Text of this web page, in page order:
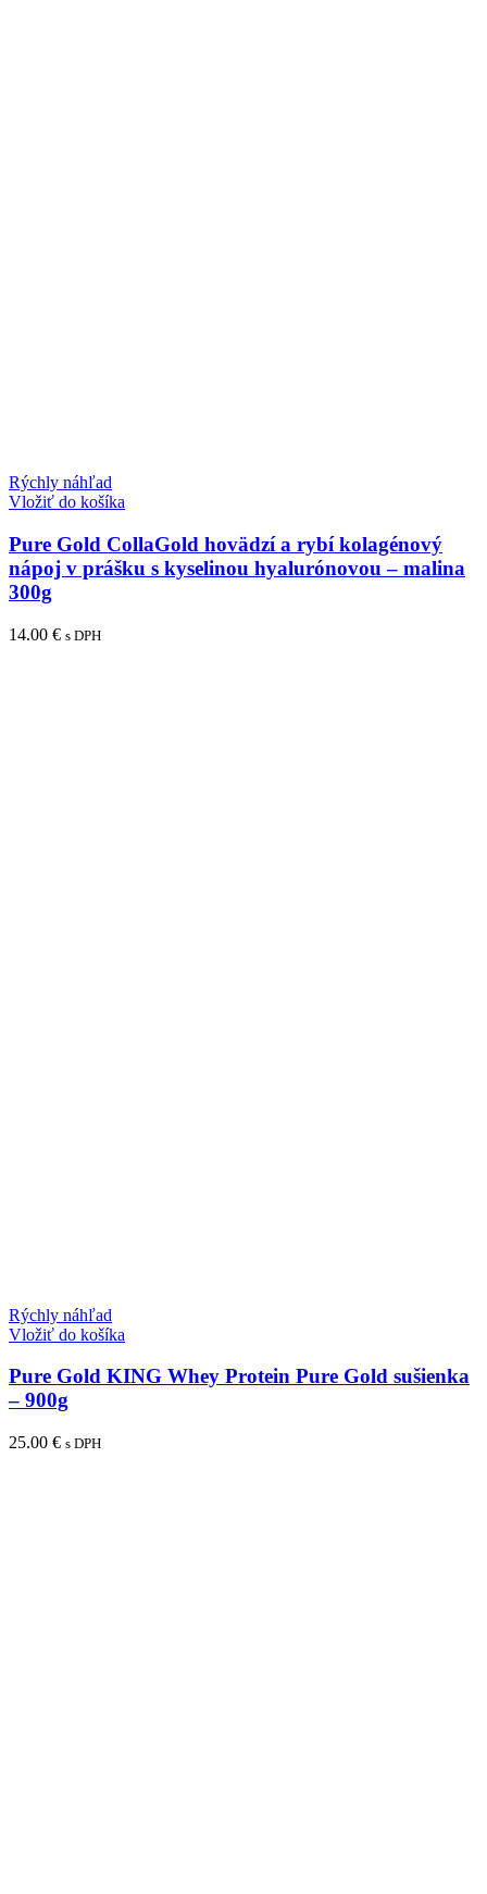
Rýchly náhľad
Vložiť do košíka
Pure Gold CollaGold hovädzí a rybí kolagénový
nápoj v prášku s kyselinou hyalurónovou – malina
300g
14.00 € s DPH
Rýchly náhľad
Vložiť do košíka
Pure Gold KING Whey Protein Pure Gold sušienka
– 900g
25.00 € s DPH